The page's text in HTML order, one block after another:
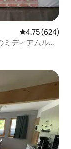
レビュー624
4.75 (624)
ディアムルー